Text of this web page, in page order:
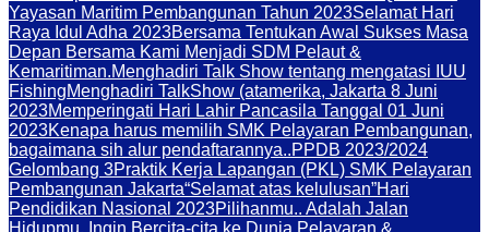
Yayasan Maritim Pembangunan Tahun 2023Selamat Hari
Raya Idul Adha 2023Bersama Tentukan Awal Sukses Masa
Depan Bersama Kami Menjadi SDM Pelaut &
Kemaritiman.Menghadiri Talk Show tentang mengatasi IUU
FishingMenghadiri TalkShow (atamerika, Jakarta 8 Juni
2023Memperingati Hari Lahir Pancasila Tanggal 01 Juni
2023Kenapa harus memilih SMK Pelayaran Pembangunan,
bagaimana sih alur pendaftarannya..PPDB 2023/2024
Gelombang 3Praktik Kerja Lapangan (PKL) SMK Pelayaran
Pembangunan Jakarta“Selamat atas kelulusan”Hari
Pendidikan Nasional 2023Pilihanmu.. Adalah Jalan
Hidupmu, Ingin Bercita-cita ke Dunia Pelayaran &